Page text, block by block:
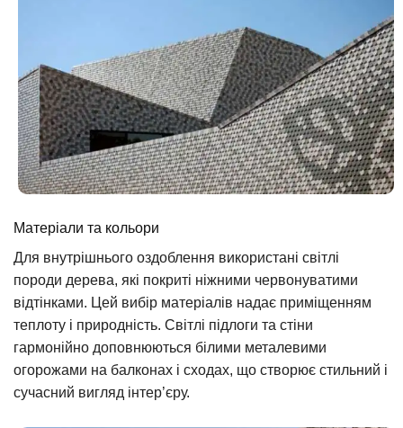
Матеріали та кольори
Для внутрішнього оздоблення використані світлі
породи дерева, які покриті ніжними червонуватими
відтінками. Цей вибір матеріалів надає приміщенням
теплоту і природність. Світлі підлоги та стіни
гармонійно доповнюються білими металевими
огорожами на балконах і сходах, що створює стильний і
сучасний вигляд інтер’єру.